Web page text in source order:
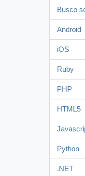
Busco
Android
iOS
Ruby
PHP
HTML5
Python
.NET